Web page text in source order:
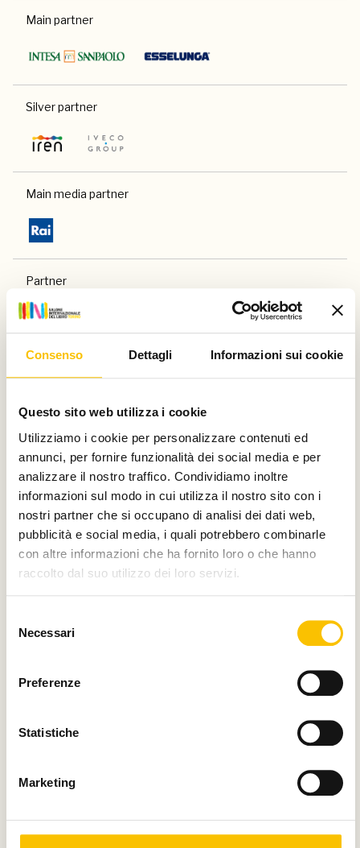
Consenso Dettagli Informazioni sui cookie
Questo sito web utilizza i cookie
Utilizziamo i cookie per personalizzare contenuti ed
annunci, per fornire funzionalità dei social media e per
analizzare il nostro traffico. Condividiamo inoltre
informazioni sul modo in cui utilizza il nostro sito con i
nostri partner che si occupano di analisi dei dati web,
pubblicità e social media, i quali potrebbero combinarle
con altre informazioni che ha fornito loro o che hanno
raccolto dal suo utilizzo dei loro servizi.
delNecessari
Preferenze
Statistiche
Marketing
Main partner
Silver partner
Main media partner
Partner
Con il contributo di
Charity partner
Paese ospite d'onore